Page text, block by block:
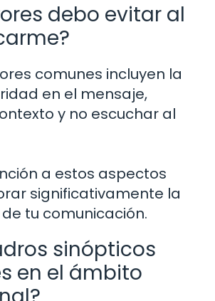
debo evitar al
comunes incluyen la
en el mensaje,
y no escuchar al
a estos aspectos
significativamente la
tu comunicación.
sinópticos
en el ámbito